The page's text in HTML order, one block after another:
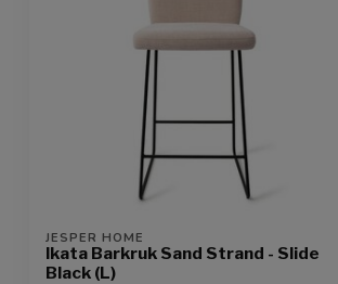
JESPER HOME
Ikata Barkruk Sand Strand - Slide
Black (L)